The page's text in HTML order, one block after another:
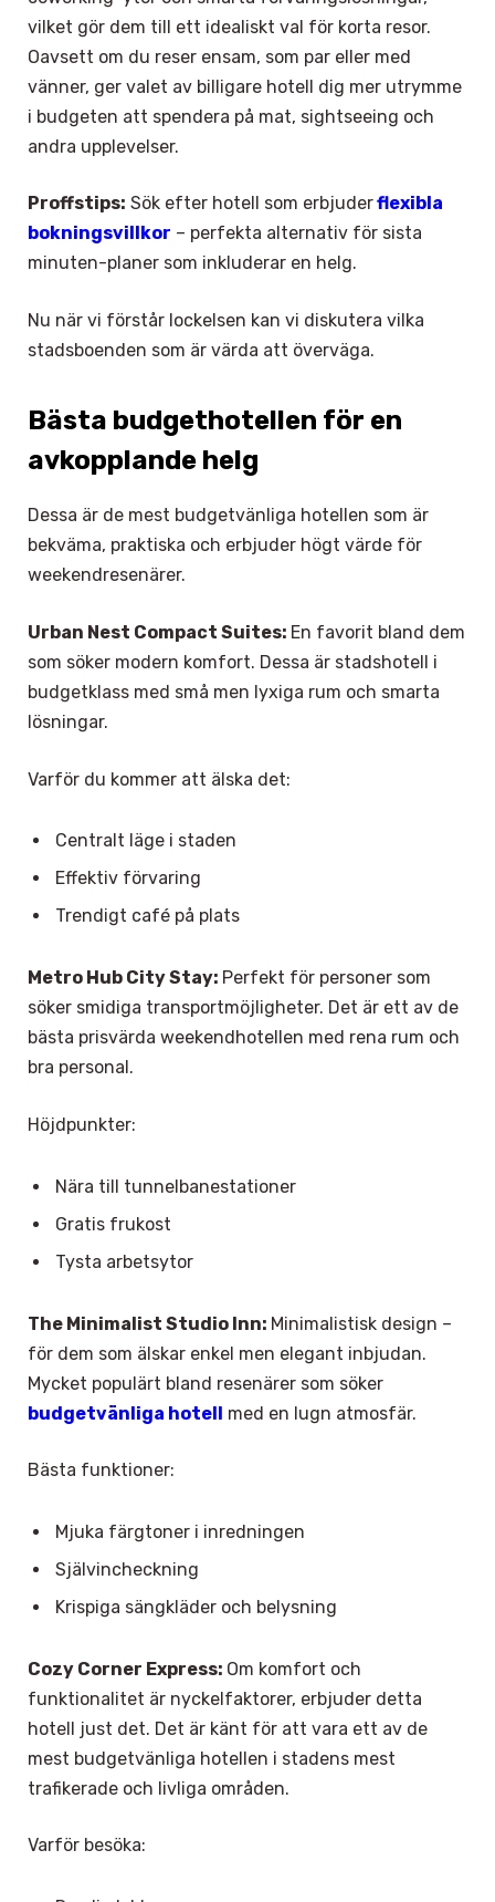
vilket gör dem till ett idealiskt val för korta resor.
Oavsett om du reser ensam, som par eller med
vänner, ger valet av billigare hotell dig mer utrymme
i budgeten att spendera på mat, sightseeing och
andra upplevelser.
Proffstips: Sök efter hotell som erbjuderflexibla
bokningsvillkor – perfekta alternativ för sista
minuten-planer som inkluderar en helg.
Nu när vi förstår lockelsen kan vi diskutera vilka
stadsboenden som är värda att överväga.
Bästa budgethotellen för en
avkopplande helg
Dessa är de mest budgetvänliga hotellen som är
bekväma, praktiska och erbjuder högt värde för
weekendresenärer.
Urban Nest Compact Suites: En favorit bland dem
som söker modern komfort. Dessa är stadshotell i
budgetklass med små men lyxiga rum och smarta
lösningar.
Varför du kommer att älska det:
Centralt läge i staden
Effektiv förvaring
Trendigt café på plats
Metro Hub City Stay: Perfekt för personer som
söker smidiga transportmöjligheter. Det är ett av de
bästa prisvärda weekendhotellen med rena rum och
bra personal.
Höjdpunkter:
Nära till tunnelbanestationer
Gratis frukost
Tysta arbetsytor
The Minimalist Studio Inn: Minimalistisk design –
för dem som älskar enkel men elegant inbjudan.
Mycket populärt bland resenärer som söker
budgetvänliga hotell med en lugn atmosfär.
Bästa funktioner:
Mjuka färgtoner i inredningen
Självincheckning
Krispiga sängkläder och belysning
Cozy Corner Express: Om komfort och
funktionalitet är nyckelfaktorer, erbjuder detta
hotell just det. Det är känt för att vara ett av de
mest budgetvänliga hotellen i stadens mest
trafikerade och livliga områden.
Varför besöka: